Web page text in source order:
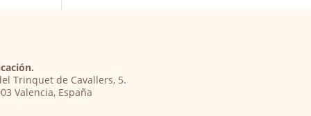
Trinquet de Cavallers, 5.
Valencia, España